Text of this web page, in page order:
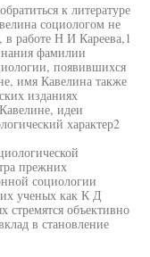
к литературе
социологом не
в работе Н И Кареева,1
фамилии
появившихся
имя Кавелина также
изданиях
идеи
характер2
прежних
социологии
ученых как К Д
стремятся объективно
в становление